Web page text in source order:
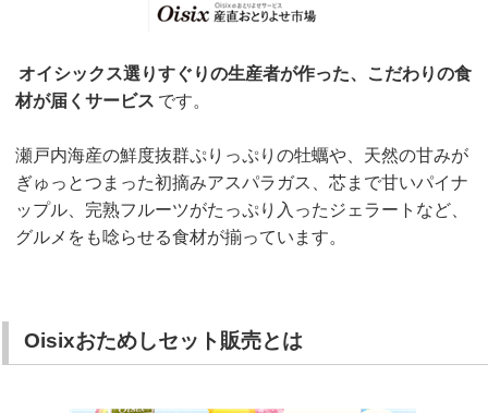
オイシックス選りすぐりの生産者が作った、こだわりの食
材が届くサービス です。
瀬戸内海産の鮮度抜群ぷりっぷりの牡蠣や、天然の甘みが
ぎゅっとつまった初摘みアスパラガス、芯まで甘いパイナ
ップル、完熟フルーツがたっぷり入ったジェラートなど、
グルメをも唸らせる食材が揃っています。
Oisixおためしセット販売とは